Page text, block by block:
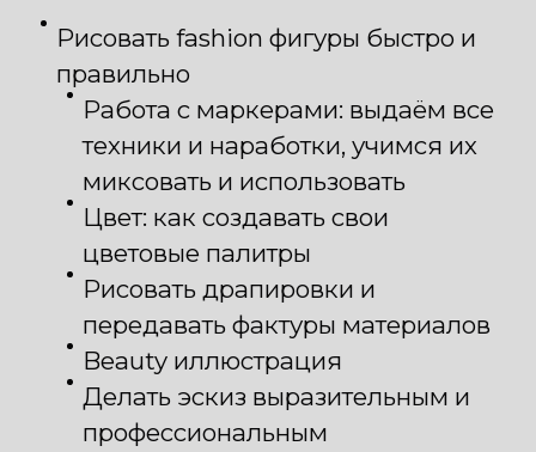
Рисовать fashion фигуры быстро и
правильно
Работа с маркерами: выдаём все
техники и наработки, учимся их
миксовать и использовать
Цвет: как создавать свои
цветовые палитры
Рисовать драпировки и
передавать фактуры материалов
Beauty иллюстрация
Делать эскиз выразительным и
профессиональным